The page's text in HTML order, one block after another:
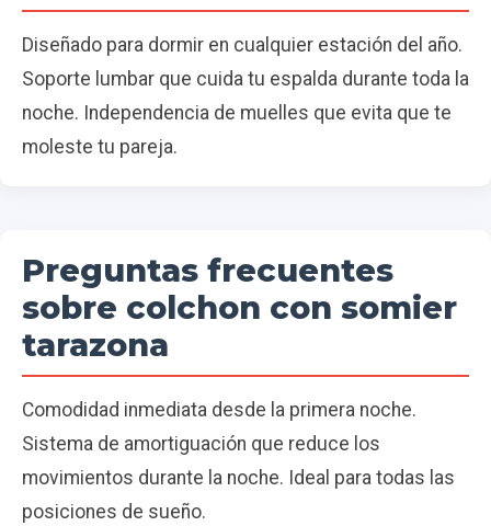
Diseñado para dormir en cualquier estación del año.
Soporte lumbar que cuida tu espalda durante toda la
noche. Independencia de muelles que evita que te
moleste tu pareja.
Preguntas frecuentes
sobre colchon con somier
tarazona
Comodidad inmediata desde la primera noche.
Sistema de amortiguación que reduce los
movimientos durante la noche. Ideal para todas las
posiciones de sueño.